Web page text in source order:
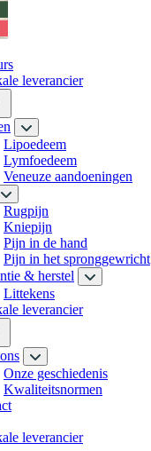
leverancier
Lipoedeem
Lymfoedeem
Veneuze aandoeningen
Rugpijn
Kniepijn
Pijn in de hand
Pijn in het spronggewricht
& herstel
Littekens
leverancier
Onze geschiedenis
Kwaliteitsnormen
leverancier